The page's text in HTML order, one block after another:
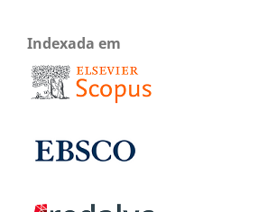
Indexada em